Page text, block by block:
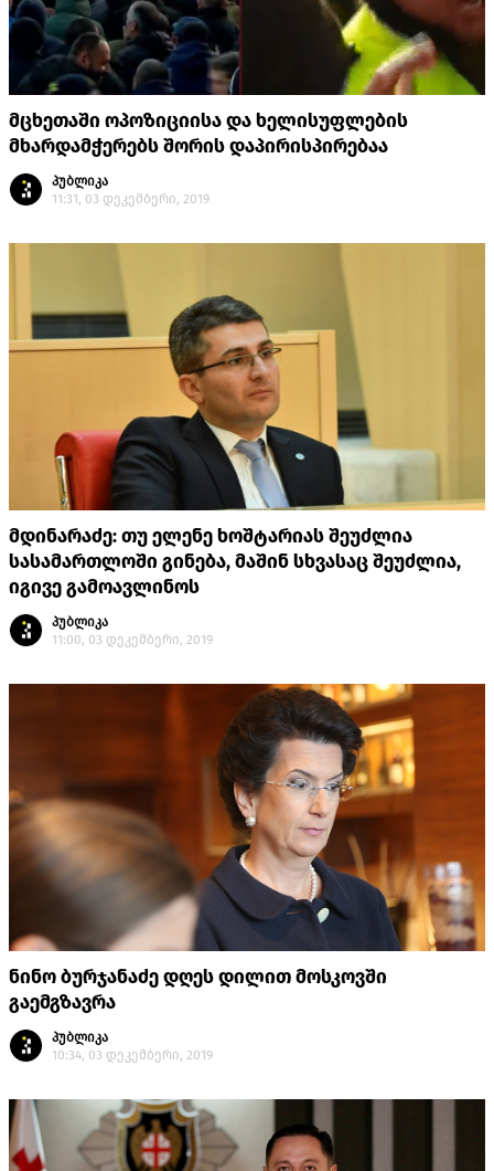
მცხეთაში ოპოზიციისა და ხელისუფლების
მხარდამჭერებს შორის დაპირისპირებაა
პუბლიკა
11:31, 03 დეკემბერი, 2019
მდინარაძე: თუ ელენე ხოშტარიას შეუძლია
სასამართლოში გინება, მაშინ სხვასაც შეუძლია,
იგივე გამოავლინოს
პუბლიკა
11:00, 03 დეკემბერი, 2019
ნინო ბურჯანაძე დღეს დილით მოსკოვში
გაემგზავრა
პუბლიკა
10:34, 03 დეკემბერი, 2019